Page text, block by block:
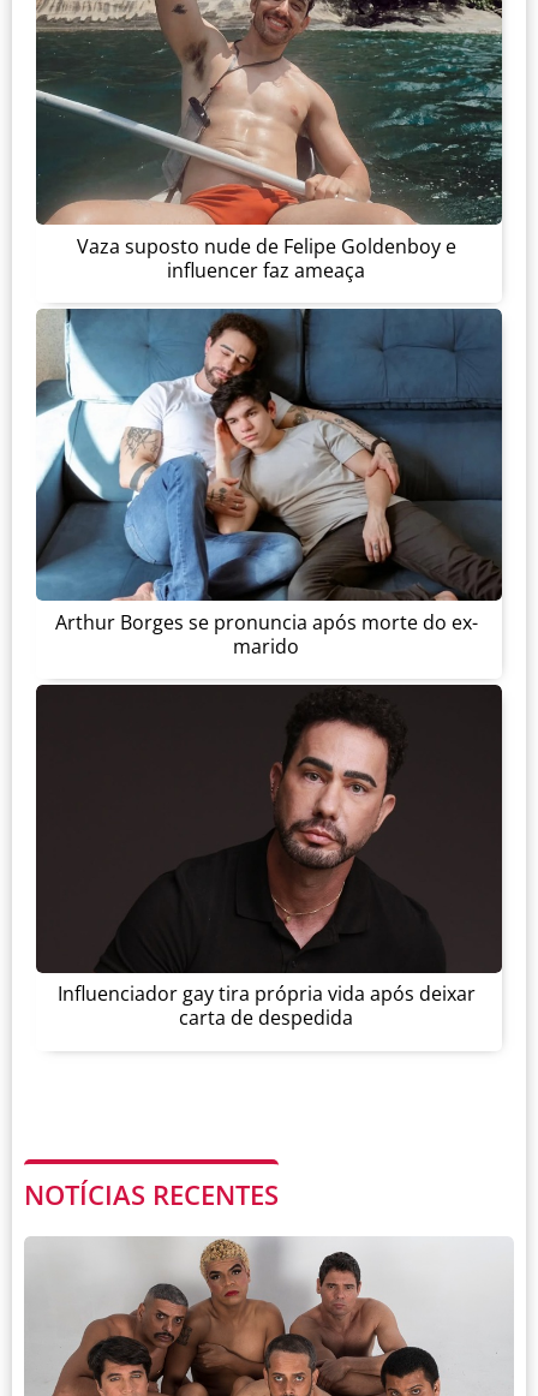
Vaza suposto nude de Felipe Goldenboy e
influencer faz ameaça
Arthur Borges se pronuncia após morte do ex-
marido
Influenciador gay tira própria vida após deixar
carta de despedida
NOTÍCIAS RECENTES